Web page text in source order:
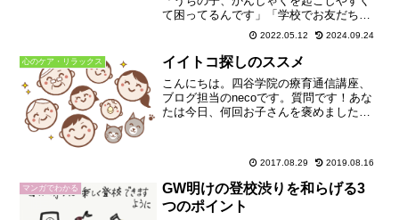
て困ってるんです」「学校でお友だちに
乱暴な言葉を使っていないか心配
で……」こんなお悩みを耳にすることが
あります。かんしゃくがなかなかおさま
らないと、保護者の方もつい「静...
2022.05.12 2024.09.24
心のケア・リラックス イイトコ探しのススメ
こんにちは。四谷学院の療育通信講座、
ブログ担当のnecoです。質問です！あな
たは今日、何回お子さんを褒めました
る」「あなたの笑顔がか...
2017.08.29 2019.08.16
マンガでわかる
GW明けの登校渋りを和らげる3
つのポイント